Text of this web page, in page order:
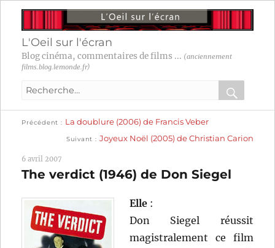
L'Oeil sur l'écran
Blog cinéma, commentaires de films ... (anciennement
films.blog.lemonde.fr)
Recherche
:
OK
Navigation
l’article
Précédent
précédente :
La doublure (2006) de Francis Veber
Suivant
suivante :
Joyeux Noël (2005) de Christian Carion
6 avril 2007
The verdict (1946) de Don Siegel
Elle :
Don Siegel réussit
magistralement ce film